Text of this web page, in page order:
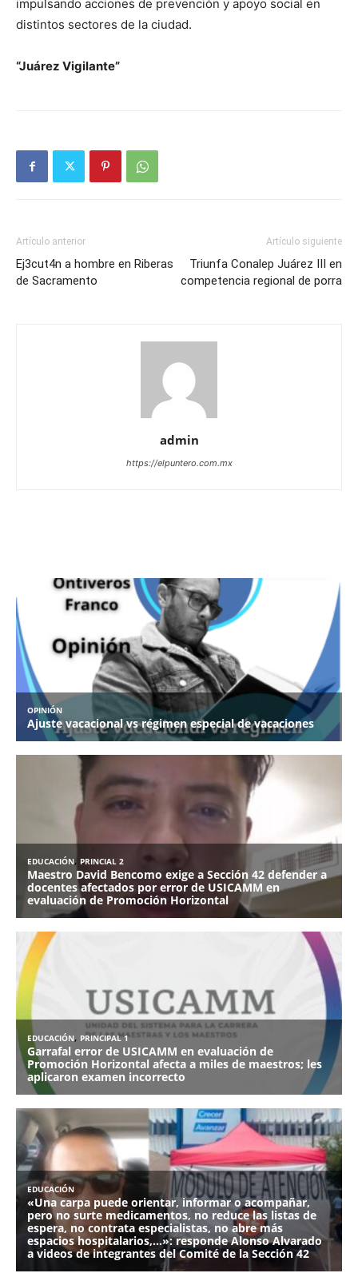
impulsando acciones de prevención y apoyo social en
distintos sectores de la ciudad.
“Juárez Vigilante”
Artículo anterior
Ej3cut4n a hombre en Riberas
de Sacramento
Artículo siguiente
Triunfa Conalep Juárez III en
competencia regional de porra
admin
https://elpuntero.com.mx